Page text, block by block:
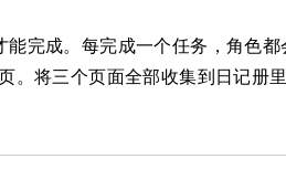
能完成。每完成一个任务，角色
。将三个页面全部收集到日记册